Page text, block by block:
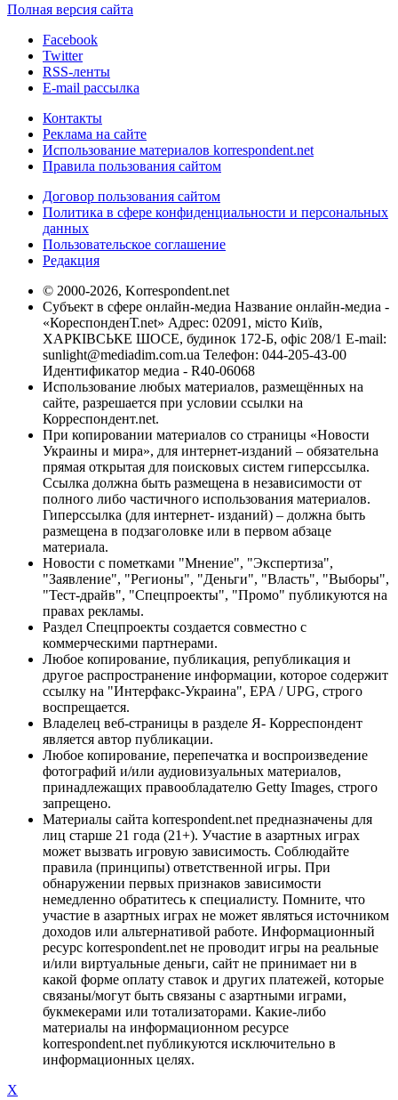
Полная версия сайта
Facebook
Twitter
RSS-ленты
E-mail рассылка
Контакты
Реклама на сайте
Использование материалов korrespondent.net
Правила пользования сайтом
Договор пользования сайтом
Политика в сфере конфиденциальности и персональных
данных
Пользовательское соглашение
Редакция
© 2000-2026, Korrespondent.net
Субъект в сфере онлайн-медиа Название онлайн-медиа -
«КореспонденТ.net» Адрес: 02091, місто Київ,
ХАРКІВСЬКЕ ШОСЕ, будинок 172-Б, офіс 208/1 E-mail:
sunlight@mediadim.com.ua Телефон: 044-205-43-00
Идентификатор медиа - R40-06068
Использование любых материалов, размещённых на
сайте, разрешается при условии ссылки на
Корреспондент.net.
При копировании материалов со страницы «Новости
Украины и мира», для интернет-изданий – обязательна
прямая открытая для поисковых систем гиперссылка.
Ссылка должна быть размещена в независимости от
полного либо частичного использования материалов.
Гиперссылка (для интернет- изданий) – должна быть
размещена в подзаголовке или в первом абзаце
материала.
Новости с пометками "Мнение", "Экспертиза",
"Заявление", "Регионы", "Деньги", "Власть", "Выборы",
"Тест-драйв", "Спецпроекты", "Промо" публикуются на
правах рекламы.
Раздел Спецпроекты создается совместно с
коммерческими партнерами.
Любое копирование, публикация, републикация и
другое распространение информации, которое содержит
ссылку на "Интерфакс-Украина", EPA / UPG, строго
воспрещается.
Владелец веб-страницы в разделе Я- Корреспондент
является автор публикации.
Любое копирование, перепечатка и воспроизведение
фотографий и/или аудиовизуальных материалов,
принадлежащих правообладателю Getty Images, строго
запрещено.
Материалы сайта korrespondent.net предназначены для
лиц старше 21 года (21+). Участие в азартных играх
может вызвать игровую зависимость. Соблюдайте
правила (принципы) ответственной игры. При
обнаружении первых признаков зависимости
немедленно обратитесь к специалисту. Помните, что
участие в азартных играх не может являться источником
доходов или альтернативой работе. Информационный
ресурс korrespondent.net не проводит игры на реальные
и/или виртуальные деньги, сайт не принимает ни в
какой форме оплату ставок и других платежей, которые
связаны/могут быть связаны с азартными играми,
букмекерами или тотализаторами. Какие-либо
материалы на информационном ресурсе
korrespondent.net публикуются исключительно в
информационных целях.
X